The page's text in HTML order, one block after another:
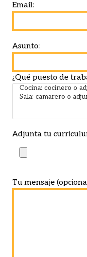
Email:
Asunto:
¿Qué puesto de
Adjunta tu
Tu mensaje